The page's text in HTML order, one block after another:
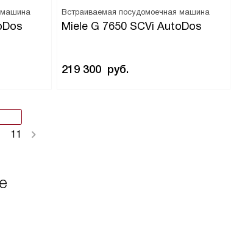
машина Встраиваемая посудомоечная машина
Miele G 7650 SCVi AutoDos
219 300 руб.
11